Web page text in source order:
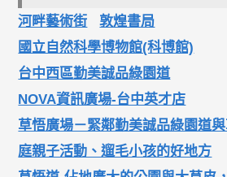
河畔藝術街
敦煌書局
國立自然科學博物館(科博館)
台中西區勤美誠品綠園道
NOVA資訊廣場-台中英才店
草悟廣場－緊鄰勤美誠品綠園道
庭親子活動、遛毛小孩的好地方